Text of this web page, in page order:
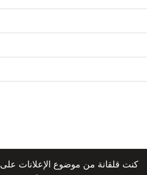
كنت قلقانة من موضوع الإعلانات على